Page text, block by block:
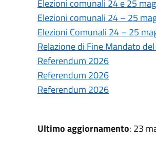
Elezioni comunali 24 e 25
Elezioni comunali 24 – 25
Elezioni Comunali 24 – 25
Relazione di Fine Mandato
Referendum 2026
Referendum 2026
Referendum 2026
Ultimo aggiornamento: 23